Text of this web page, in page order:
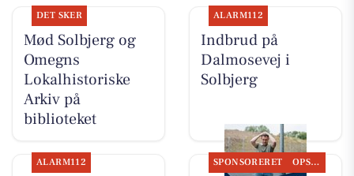
DET SKER
Mød Solbjerg og
Omegns
Lokalhistoriske
Arkiv på
biblioteket
ALARM112
Indbrud på
Dalmosevej i
Solbjerg
ALARM112 SPONSORERET OPSLAGSTAVLEN